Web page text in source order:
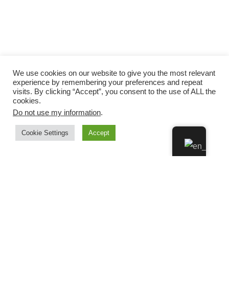
We use cookies on our website to give you the most relevant
experience by remembering your preferences and repeat
visits. By clicking “Accept”, you consent to the use of ALL the
cookies.
Do not use my information.
Cookie Settings Accept